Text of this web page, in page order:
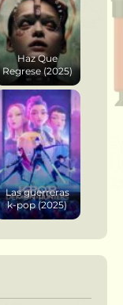
Haz Que
Regrese (2025)
Las guerreras
k-pop (2025)